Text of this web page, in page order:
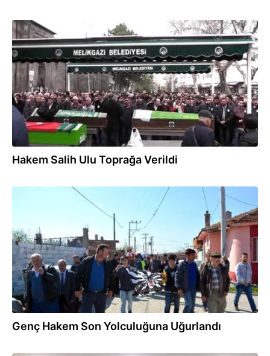
15.03.2016
Hakem Salih Ulu Toprağa Verildi
Genç Hakem Son Yolculuğuna Uğurlandı